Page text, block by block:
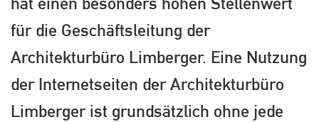
für die Geschäftsleitung der
Architekturbüro Limberger. Eine Nutzung
der Internetseiten der Architekturbüro
Limberger ist grundsätzlich ohne jede